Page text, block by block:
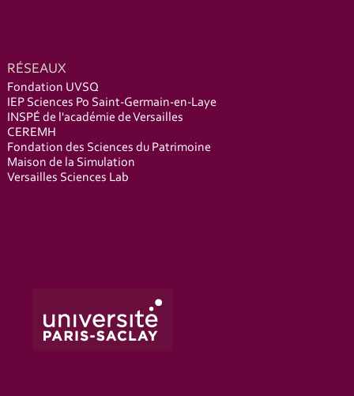
RÉSEAUX
Fondation UVSQ
IEP Sciences Po Saint-Germain-en-Laye
INSPÉ de l'académie de Versailles
CEREMH
Fondation des Sciences du Patrimoine
Maison de la Simulation
Versailles Sciences Lab